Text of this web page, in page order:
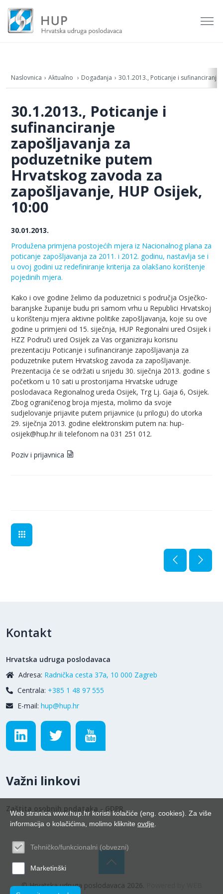
Naslovnica Aktualno Događanja 30.1.2013., Poticanje i
30.1.2013., Poticanje i
sufinanciranje
zapošljavanja za
poduzetnike putem
Hrvatskog zavoda za
zapošljavanje, HUP Osijek,
10:00
30.01.2013.
Produžena primjena postojećih mjera iz Nacionalnog plana za
poticanje zapošljavanja za 2011. i 2012. godinu, nastavlja se i
u ovoj godini uz redefiniranje kriterija za olakšano korištenje
pojedinih mjera.
Kako i ove godine želimo da poduzetnici s područja Osječko-
baranjske županije budu pri samom vrhu u Republici Hrvatskoj
u korištenju mjera aktivne politike zapošljavanja, koje su ove
godine u primjeni od 15. siječnja, HUP Regionalni ured Osijek i
HZZ Područi ured Osijek za Vas organiziraju korisnu
prezentaciju Poticanje i sufinanciranje zapošljavanja za
poduzetnike putem Hrvatskog zavoda za zapošljavanje.
Prezentacija će se održati u srijedu 30. siječnja 2013. godine s
početkom u 10 sati u prostorijama Hrvatske udruge
poslodavaca Regionalnog ureda Osijek, Trg Lj. Gaja 6, Osijek.
Zbog ograničenog broja mjesta, molimo da svoje
sudjelovanje prijavite putem prijavnice (u prilogu) do utorka
29. siječnja 2013. godine elektronskim putem na: hup-
osijek@hup.hr ili telefonom na 031 251 012.
Poziv i prijavnica
Kontakt
Hrvatska udruga poslodavaca
Adresa: Radnička cesta 37a, 10 000 Zagreb
Centrala: +385 1 48 97 555
E-mail: hup@hup.hr
Važni linkovi
Zaštita osobnih podataka - GDPR
© Hrvatska udruga poslodavaca 2026.
Web stranica www.hup.hr koristi kolačiće (eng. cookies). Za više
informacija o kolačićima, molimo kliknite ovdje
Tehničko/funkcionalni (obvezni)
Marketinški